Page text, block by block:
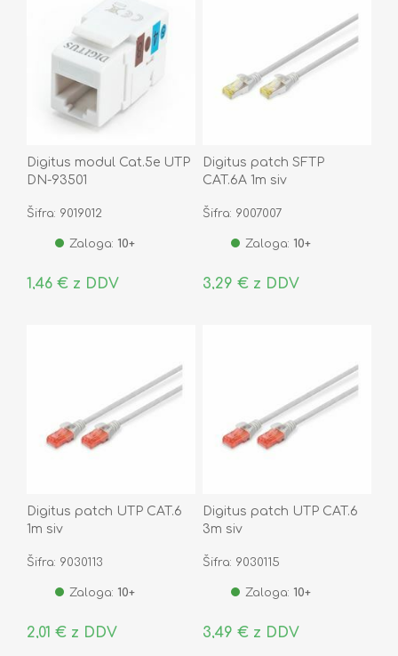
Digitus modul Cat.5e UTP
DN-93501
Šifra: 9019012
Zaloga: 10+
1,46 € z DDV
Digitus patch SFTP
CAT.6A 1m siv
Šifra: 9007007
Zaloga: 10+
3,29 € z DDV
Digitus patch UTP CAT.6
1m siv
Šifra: 9030113
Zaloga: 10+
2,01 € z DDV
Digitus patch UTP CAT.6
3m siv
Šifra: 9030115
Zaloga: 10+
3,49 € z DDV